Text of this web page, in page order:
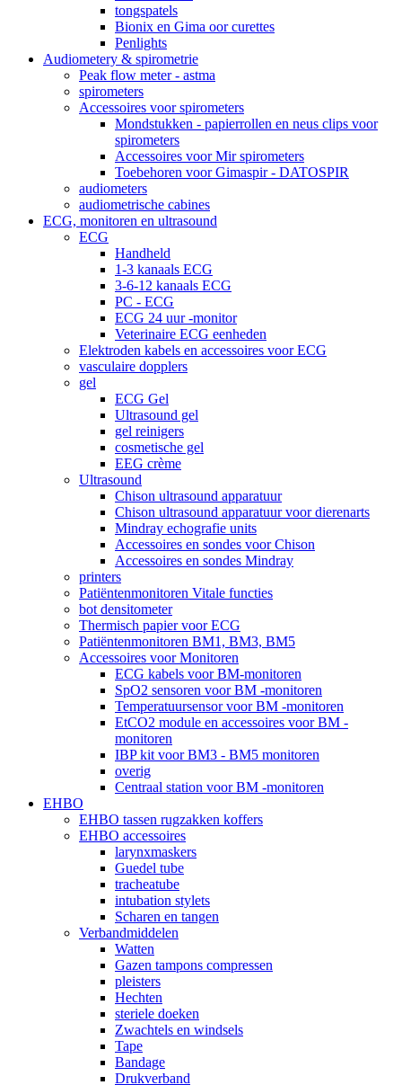
tongspatels
Bionix en Gima oor curettes
Penlights
Audiometery & spirometrie
Peak flow meter - astma
spirometers
Accessoires voor spirometers
Mondstukken - papierrollen en neus clips voor
spirometers
Accessoires voor Mir spirometers
Toebehoren voor Gimaspir - DATOSPIR
audiometers
audiometrische cabines
ECG, monitoren en ultrasound
ECG
Handheld
1-3 kanaals ECG
3-6-12 kanaals ECG
PC - ECG
ECG 24 uur -monitor
Veterinaire ECG eenheden
Elektroden kabels en accessoires voor ECG
vasculaire dopplers
gel
ECG Gel
Ultrasound gel
gel reinigers
cosmetische gel
EEG crème
Ultrasound
Chison ultrasound apparatuur
Chison ultrasound apparatuur voor dierenarts
Mindray echografie units
Accessoires en sondes voor Chison
Accessoires en sondes Mindray
printers
Patiëntenmonitoren Vitale functies
bot densitometer
Thermisch papier voor ECG
Patiëntenmonitoren BM1, BM3, BM5
Accessoires voor Monitoren
ECG kabels voor BM-monitoren
SpO2 sensoren voor BM -monitoren
Temperatuursensor voor BM -monitoren
EtCO2 module en accessoires voor BM -
monitoren
IBP kit voor BM3 - BM5 monitoren
overig
Centraal station voor BM -monitoren
EHBO
EHBO tassen rugzakken koffers
EHBO accessoires
larynxmaskers
Guedel tube
tracheatube
intubation stylets
Scharen en tangen
Verbandmiddelen
Watten
Gazen tampons compressen
pleisters
Hechten
steriele doeken
Zwachtels en windsels
Tape
Bandage
Drukverband